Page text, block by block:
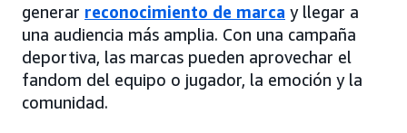
generar reconocimiento de marca y llegar a
una audiencia más amplia. Con una campaña
deportiva, las marcas pueden aprovechar el
fandom del equipo o jugador, la emoción y la
comunidad.